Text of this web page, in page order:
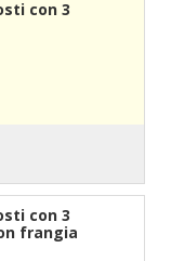
con 3
con 3
frangia